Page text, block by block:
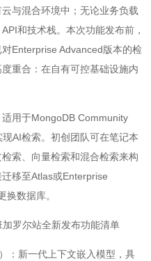
与混合环境中；无论业务负载
和技术栈。本次功能发布前，
Enterprise Advanced版本的检
重合：在自有可控基础设施内
用于MongoDB Community
AI检索。初创团队可在笔记本
索、向量检索和混合检索来构
移至Atlas或Enterprise
数据库。
罗尔站全新发布功能清单
：新一代上下文嵌入模型，具